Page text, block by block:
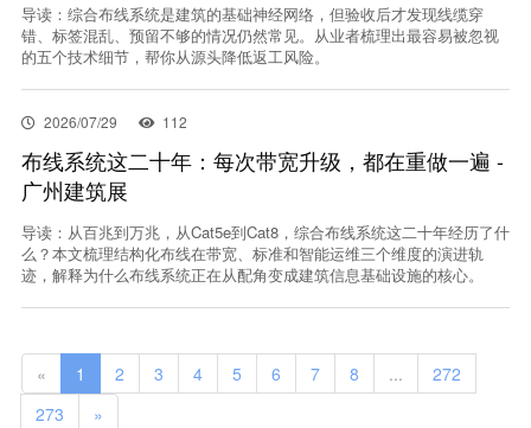
导读：综合布线系统是建筑的基础神经网络，但验收后才发现线缆穿
错、标签混乱、预留不够的情况仍然常见。从业者梳理出最容易被忽视
的五个技术细节，帮你从源头降低返工风险。
2026/07/29 112
布线系统这二十年：每次带宽升级，都在重做一遍 -
广州建筑展
导读：从百兆到万兆，从Cat5e到Cat8，综合布线系统这二十年经历了什
么？本文梳理结构化布线在带宽、标准和智能运维三个维度的演进轨
迹，解释为什么布线系统正在从配角变成建筑信息基础设施的核心。
« 1 2 3 4 5 6 7 8 ...
272
273
»